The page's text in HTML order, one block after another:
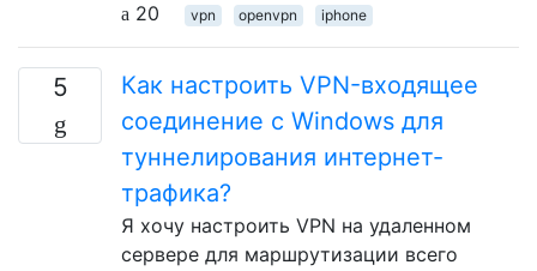
20
vpn openvpn iphone
5
Как настроить VPN-входящее
соединение с Windows для
туннелирования интернет-
трафика?
Я хочу настроить VPN на удаленном
сервере для маршрутизации всего